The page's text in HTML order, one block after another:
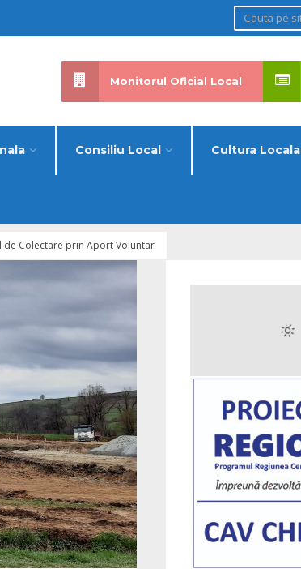
Consiliu Local Cultura Locala
Monitorul Oficial Local
de Colectare prin Aport Voluntar